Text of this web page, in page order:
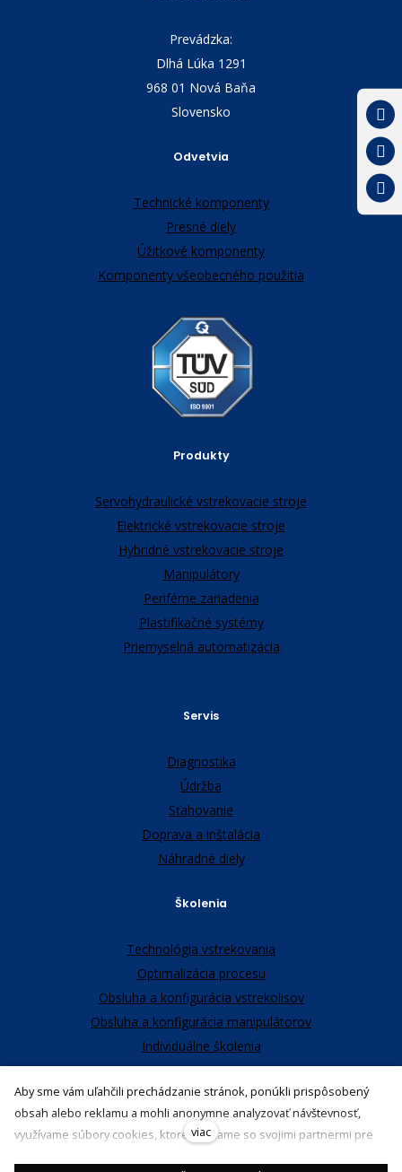
Prevádzka:
Dlhá Lúka 1291
968 01 Nová Baňa
Slovensko
Odvetvia
Technické komponenty
Presné diely
Úžitkové komponenty
Komponenty všeobecného použitia
Produkty
Servohydraulické vstrekovacie stroje
Elektrické vstrekovacie stroje
Hybridné vstrekovacie stroje
Manipulátory
Periférne zariadenia
Plastifikačné systémy
Priemyselná automatizácia
Servis
Diagnostika
Údržba
Sťahovanie
Doprava a inštalácia
Náhradné diely
Školenia
Technológia vstrekovania
Optimalizácia procesu
Obsluha a konfigurácia vstrekolisov
Obsluha a konfigurácia manipulátorov
Individuálne školenia
Aby sme vám uľahčili prechádzanie stránok, ponúkli prispôsobený
obsah alebo reklamu a mohli anonymne analyzovať návštevnosť,
využívame súbory cookies, ktoré zdieľame so svojimi partnermi pre
viac